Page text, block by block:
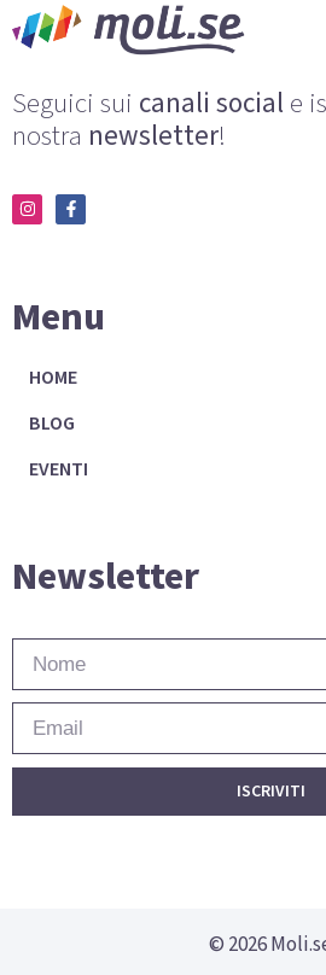
Seguici sui canali social e
nostra newsletter!
Menu
HOME
BLOG
EVENTI
Newsletter
ISCRIVITI
© 2026